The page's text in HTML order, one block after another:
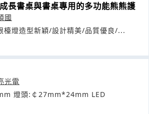
長書桌與書桌專用的多功能熊熊護
國
檯燈造型新穎/設計精美/品質優良/...
光電
燈頭:￠27mm*24mm LED